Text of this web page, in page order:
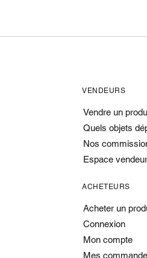
VENDEURS
Vendre un
Quels objets
Nos
Espace vendeur
ACHETEURS
Acheter un
Connexion
Mon compte
Mes